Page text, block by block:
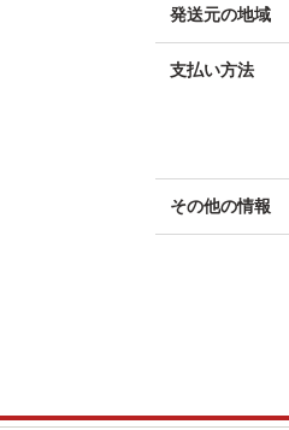
発送元の地域
支払い方法
その他の情報